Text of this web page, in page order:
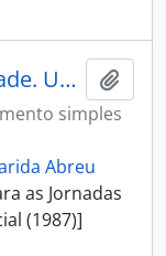
A prática social na Modernidade. Um desafio para os Assistentes Sociais
simples
Abreu
as Jornadas
(1987)]